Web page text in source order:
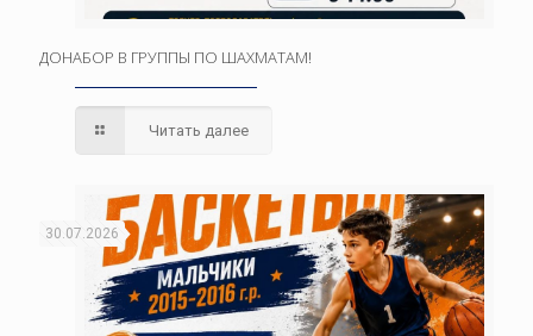
ДОНАБОР В ГРУППЫ ПО ШАХМАТАМ!
Читать далее
30.07.2026